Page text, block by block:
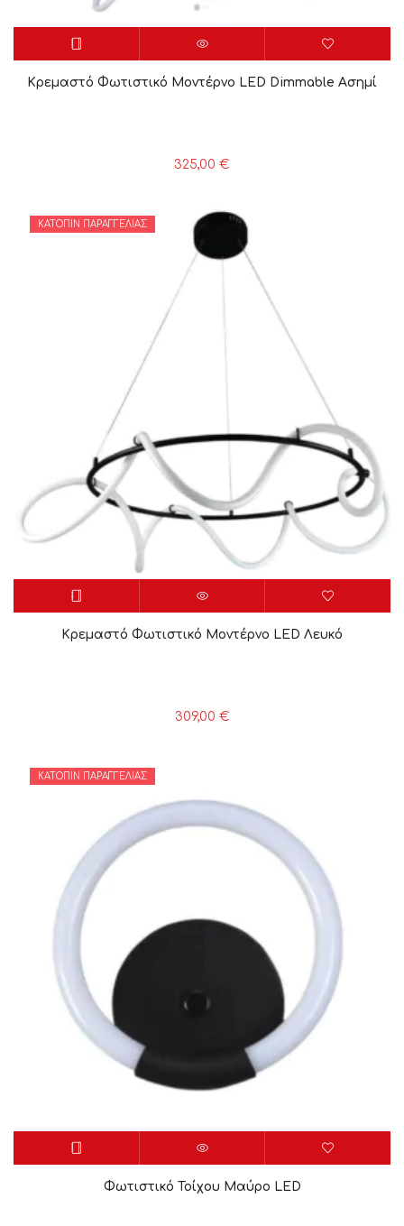
Κρεμαστό Φωτιστικό Μοντέρνο LED Dimmable Ασημί
325,00 €
ΚΑΤΌΠΙΝ ΠΑΡΑΓΓΕΛΊΑΣ
Κρεμαστό Φωτιστικό Μοντέρνο LED Λευκό
309,00 €
ΚΑΤΌΠΙΝ ΠΑΡΑΓΓΕΛΊΑΣ
Φωτιστικό Τοίχου Μαύρο LED